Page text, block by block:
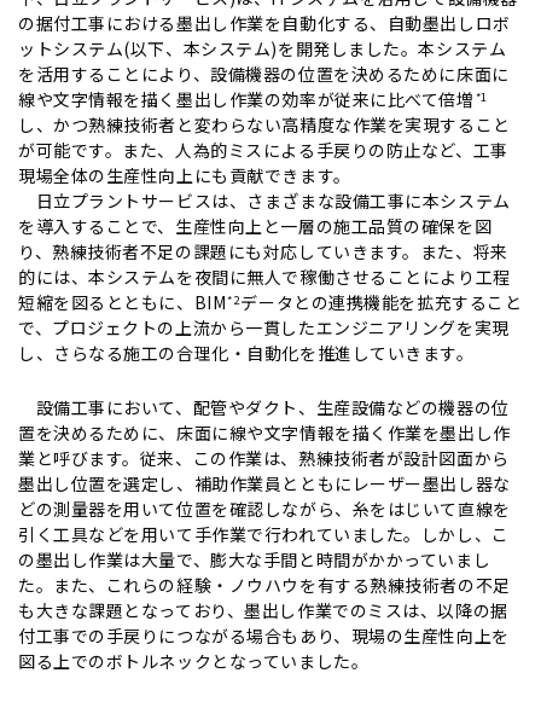
の据付工事における墨出し作業を自動化する、自動墨出しロボ
ットシステム(以下、本システム)を開発しました。本システム
を活用することにより、設備機器の位置を決めるために床面に
線や文字情報を描く墨出し作業の効率が従来に比べて倍増 *1
し、かつ熟練技術者と変わらない高精度な作業を実現すること
が可能です。また、人為的ミスによる手戻りの防止など、工事
現場全体の生産性向上にも貢献できます。
日立プラントサービスは、さまざまな設備工事に本システム
を導入することで、生産性向上と一層の施工品質の確保を図
り、熟練技術者不足の課題にも対応していきます。また、将来
的には、本システムを夜間に無人で稼働させることにより工程
短縮を図るとともに、BIM*2データとの連携機能を拡充すること
で、プロジェクトの上流から一貫したエンジニアリングを実現
し、さらなる施工の合理化・自動化を推進していきます。
設備工事において、配管やダクト、生産設備などの機器の位
置を決めるために、床面に線や文字情報を描く作業を墨出し作
業と呼びます。従来、この作業は、熟練技術者が設計図面から
墨出し位置を選定し、補助作業員とともにレーザー墨出し器な
どの測量器を用いて位置を確認しながら、糸をはじいて直線を
引く工具などを用いて手作業で行われていました。しかし、こ
の墨出し作業は大量で、膨大な手間と時間がかかっていまし
た。また、これらの経験・ノウハウを有する熟練技術者の不足
も大きな課題となっており、墨出し作業でのミスは、以降の据
付工事での手戻りにつながる場合もあり、現場の生産性向上を
図る上でのボトルネックとなっていました。